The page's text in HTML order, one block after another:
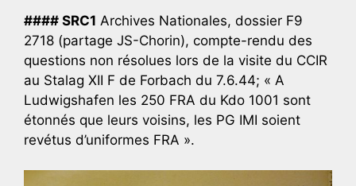
#### SRC1 Archives Nationales, dossier F9
2718 (partage JS-Chorin), compte-rendu des
questions non résolues lors de la visite du CCIR
au Stalag XII F de Forbach du 7.6.44; « A
Ludwigshafen les 250 FRA du Kdo 1001 sont
étonnés que leurs voisins, les PG IMI soient
revétus d’uniformes FRA ».